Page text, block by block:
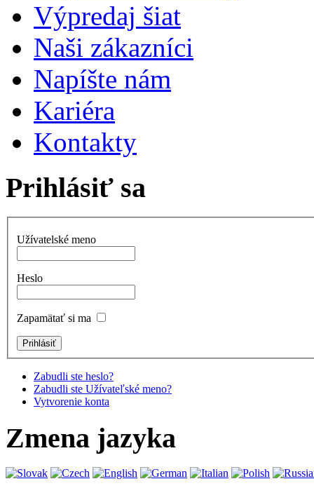
Výpredaj šiat
Naši zákazníci
Napíšte nám
Kariéra
Kontakty
Prihlásiť sa
Užívatelské meno
Heslo
Zapamätať si ma
Zabudli ste heslo?
Zabudli ste Užívateľské meno?
Vytvorenie konta
Zmena jazyka